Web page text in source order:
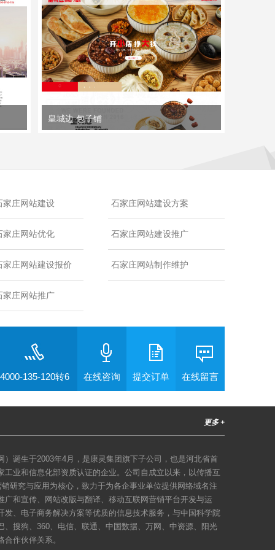
皇城边 包子铺
家庄网站建设
家庄网站优化
家庄网站建设报价
家庄网站推广
石家庄网站建设方案
石家庄网站建设推广
石家庄网站制作维护
4000-135-120转6 在线咨询 提交订单 在线留言
更多 +
诞生于2003年4月，是康灵集团旗下子公司，也是河北省首
业和信息化部资质认证的企业。公司自成立以来，以传播互
研究与应用为核心，致力于为各企事业单位提供网络域名注
和宣传、网站改版与翻译、移动互联网营销平台开发与运
、电子商务解决方案等优质的信息技术服务，与中国科学院
搜狗、360、电信、联通、中国数据、万网、中资源、阳光
作伙伴关系。